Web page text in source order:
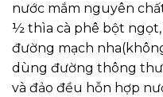
nước mắm nguyên
½ thìa cà phê bột ngọt,
đường mạch
dùng đường thông
và đảo đều hỗn hợp